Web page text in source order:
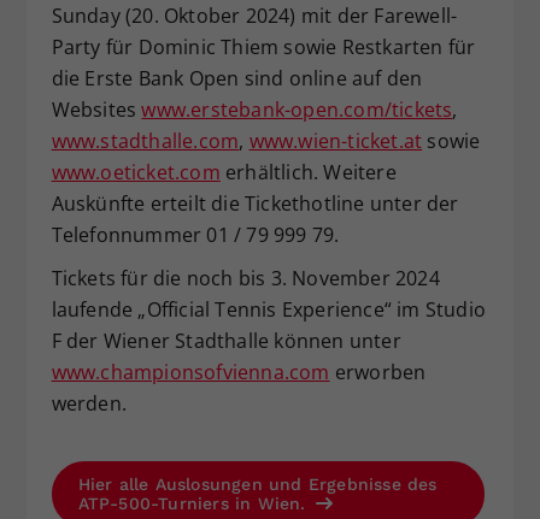
Sunday (20. Oktober 2024) mit der Farewell-
Party für Dominic Thiem sowie Restkarten für
die Erste Bank Open sind online auf den
Websiteswww.erstebank-open.com/tickets,
www.stadthalle.com, www.wien-ticket.at sowie
www.oeticket.com erhältlich. Weitere
Auskünfte erteilt die Tickethotline unter der
Telefonnummer 01 / 79 999 79.
Tickets für die noch bis 3. November 2024
laufende „Official Tennis Experience“ im Studio
F der Wiener Stadthalle können unter
www.championsofvienna.com erworben
werden.
Hier alle Auslosungen und Ergebnisse des
ATP-500-Turniers in Wien.